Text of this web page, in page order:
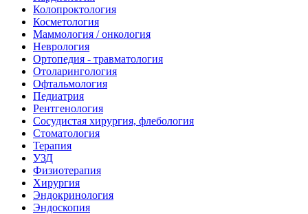
Колопроктология
Косметология
Маммология / онкология
Неврология
Ортопедия - травматология
Отоларингология
Офтальмология
Педиатрия
Рентгенология
Сосудистая хирургия, флебология
Стоматология
Терапия
УЗД
Физиотерапия
Хирургия
Эндокринология
Эндоскопия